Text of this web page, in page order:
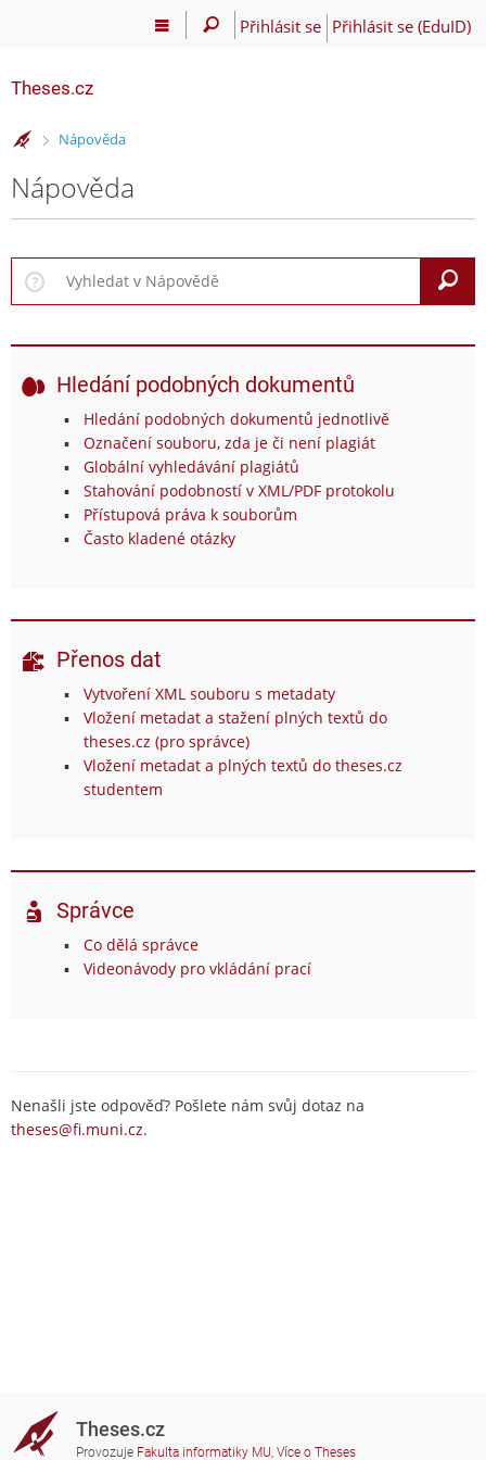
Přihlásit se Přihlásit se (EduID)
Theses.cz
>Nápověda
Nápověda
Hledání podobných dokumentů
Hledání podobných dokumentů jednotlivě
Označení souboru, zda je či není plagiát
Globální vyhledávání plagiátů
Stahování podobností v XML/PDF protokolu
Přístupová práva k souborům
Často kladené otázky
Přenos dat
Vytvoření XML souboru s metadaty
Vložení metadat a stažení plných textů do
theses.cz (pro správce)
Vložení metadat a plných textů do theses.cz
studentem
Správce
Co dělá správce
Videonávody pro vkládání prací
Nenašli jste odpověď? Pošlete nám svůj dotaz na
theses@fi.muni.cz.
Theses.cz
Provozuje Fakulta informatiky MU, Více o Theses